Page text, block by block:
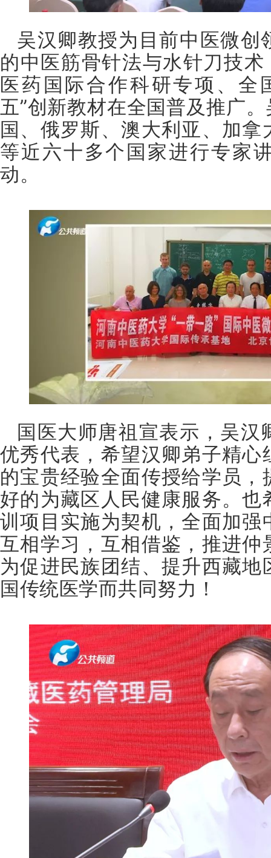
吴汉卿教授为目前中医微创
的中医筋骨针法与水针刀技
医药国际合作科研专项、全
五”创新教材在全国普及推广
国、俄罗斯、澳大利亚、加
等近六十多个国家进行专家
动。
国医大师唐祖宣表示，吴
优秀代表，希望汉卿弟子精
的宝贵经验全面传授给学员
好的为藏区人民健康服务。
训项目实施为契机，全面加
互相学习，互相借鉴，推进
为促进民族团结、提升西藏
国传统医学而共同努力！